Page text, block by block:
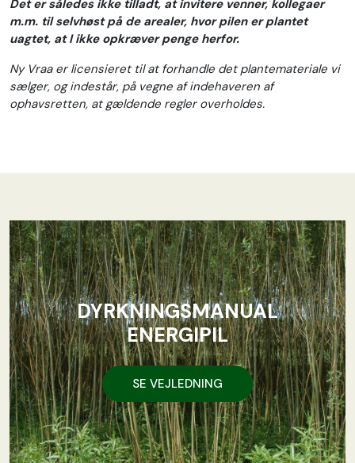
Det er således ikke tilladt, at invitere venner, kollegaer
m.m. til selvhøst på de arealer, hvor pilen er plantet
uagtet, at I ikke opkræver penge herfor.
Ny Vraa er licensieret til at forhandle det plantemateriale vi
sælger, og indestår, på vegne af indehaveren af
ophavsretten, at gældende regler overholdes.
DYRKNINGSMANUAL
ENERGIPIL
SE VEJLEDNING